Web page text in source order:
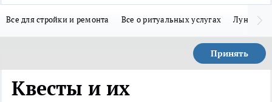
Все для стройки и ремонта Все о ритуальных услугах Лунно-
Принять
Квесты и их